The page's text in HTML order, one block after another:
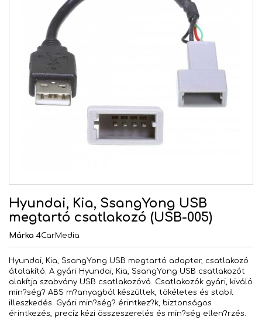
Hyundai, Kia, SsangYong USB
megtartó csatlakozó (USB-005)
Márka 4CarMedia
Hyundai, Kia, SsangYong USB megtartó adapter, csatlakozó
átalakító. A gyári Hyundai, Kia, SsangYong USB csatlakozót
alakítja szabvány USB csatlakozóvá. Csatlakozók gyári, kiváló
min?ség? ABS m?anyagból készültek, tökéletes és stabil
illeszkedés. Gyári min?ség? érintkez?k, biztonságos
érintkezés, precíz kézi összeszerelés és min?ség ellen?rzés.